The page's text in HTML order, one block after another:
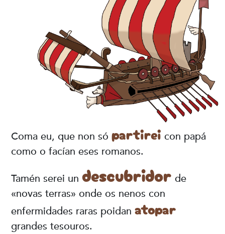
Coma eu, que non sópartirei con papá
como o facían eses romanos.
Tamén serei undescubridor de
«novas terras» onde os nenos con
enfermidades raras poidanatopar
grandes tesouros.